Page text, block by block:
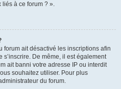
liés à ce forum ? ».
forum ait désactivé les inscriptions afin
s’inscrire. De même, il est également
ait banni votre adresse IP ou interdit
souhaitez utiliser. Pour plus
du forum.